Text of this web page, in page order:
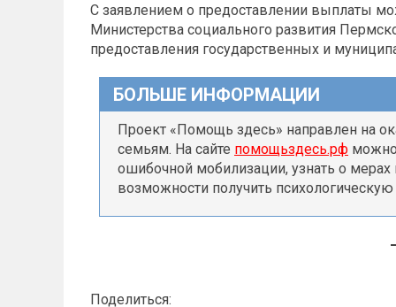
С заявлением о предоставлении выплаты
Министерства социального развития
предоставления государственных и
БОЛЬШЕ ИНФОРМАЦИИ
Проект «Помощь здесь» направлен на
семьям. На сайте помощьздесь.рф
ошибочной мобилизации, узнать о
возможности получить
Поделиться: